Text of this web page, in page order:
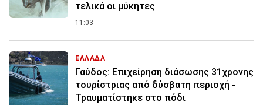
τελικά οι μύκητες
11:03
ΕΛΛΑΔΑ
Γαύδος: Επιχείρηση διάσωσης 31χρονης
τουρίστριας από δύσβατη περιοχή -
Τραυματίστηκε στο πόδι